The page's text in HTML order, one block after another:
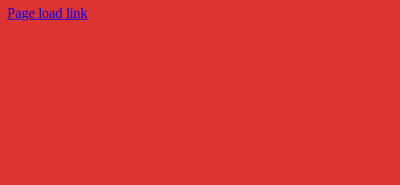
Twitter
Instagram
Facebook
Page load link